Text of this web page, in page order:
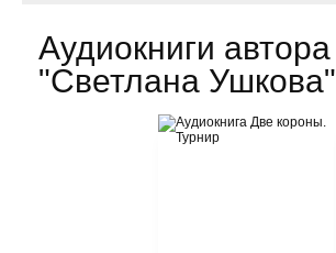
Аудиокниги автора
"Светлана Ушкова"